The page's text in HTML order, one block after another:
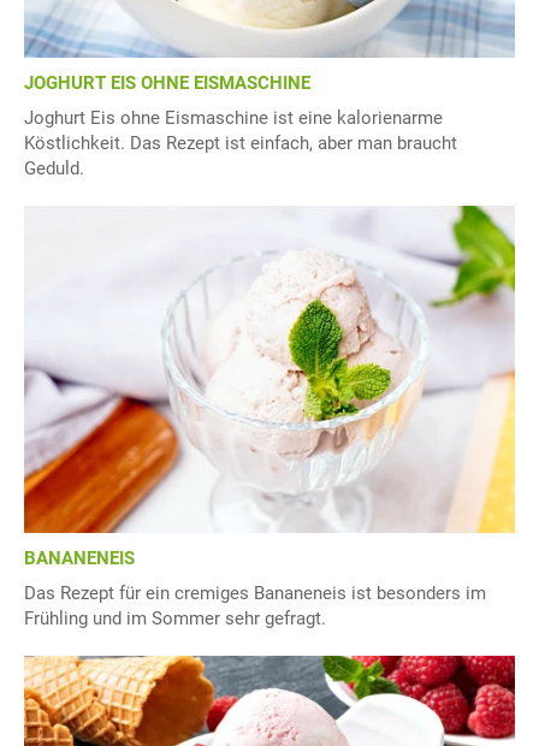
JOGHURT EIS OHNE EISMASCHINE
Joghurt Eis ohne Eismaschine ist eine kalorienarme
Köstlichkeit. Das Rezept ist einfach, aber man braucht
Geduld.
BANANENEIS
Das Rezept für ein cremiges Bananeneis ist besonders im
Frühling und im Sommer sehr gefragt.